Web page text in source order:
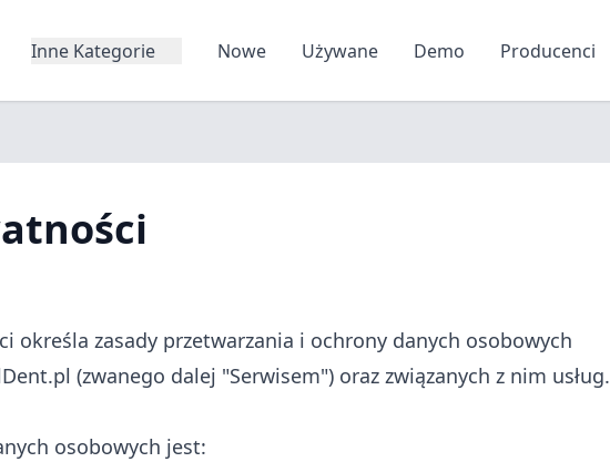
Inne Kategorie Nowe Używane Demo Producenci
określa zasady przetwarzania i ochrony danych osobowych
(zwanego dalej "Serwisem") oraz związanych z nim usług.
osobowych jest: